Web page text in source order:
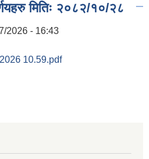
मितिः २०८२/१०/२८
2026 - 16:43
10.59.pdf